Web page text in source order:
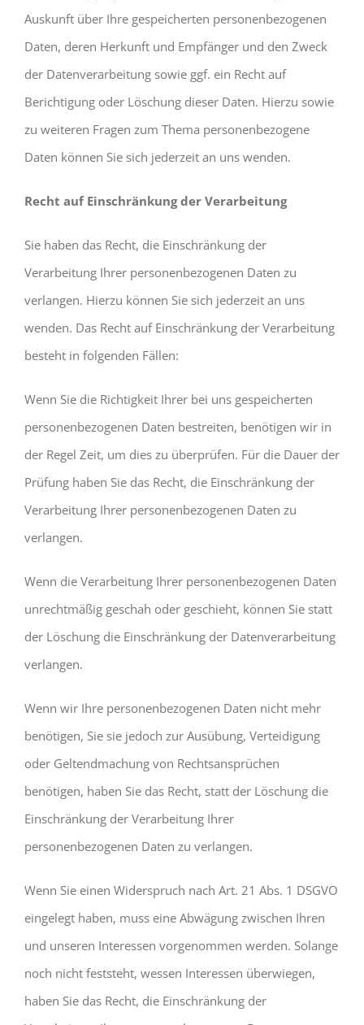
Auskunft über Ihre gespeicherten personenbezogenen
Daten, deren Herkunft und Empfänger und den Zweck
der Datenverarbeitung sowie ggf. ein Recht auf
Berichtigung oder Löschung dieser Daten. Hierzu sowie
zu weiteren Fragen zum Thema personenbezogene
Daten können Sie sich jederzeit an uns wenden.
Recht auf Einschränkung der Verarbeitung
Sie haben das Recht, die Einschränkung der
Verarbeitung Ihrer personenbezogenen Daten zu
verlangen. Hierzu können Sie sich jederzeit an uns
wenden. Das Recht auf Einschränkung der Verarbeitung
besteht in folgenden Fällen:
Wenn Sie die Richtigkeit Ihrer bei uns gespeicherten
personenbezogenen Daten bestreiten, benötigen wir in
der Regel Zeit, um dies zu überprüfen. Für die Dauer der
Prüfung haben Sie das Recht, die Einschränkung der
Verarbeitung Ihrer personenbezogenen Daten zu
verlangen.
Wenn die Verarbeitung Ihrer personenbezogenen Daten
unrechtmäßig geschah oder geschieht, können Sie statt
der Löschung die Einschränkung der Datenverarbeitung
verlangen.
Wenn wir Ihre personenbezogenen Daten nicht mehr
benötigen, Sie sie jedoch zur Ausübung, Verteidigung
oder Geltendmachung von Rechtsansprüchen
benötigen, haben Sie das Recht, statt der Löschung die
Einschränkung der Verarbeitung Ihrer
personenbezogenen Daten zu verlangen.
Wenn Sie einen Widerspruch nach Art. 21 Abs. 1 DSGVO
eingelegt haben, muss eine Abwägung zwischen Ihren
und unseren Interessen vorgenommen werden. Solange
noch nicht feststeht, wessen Interessen überwiegen,
haben Sie das Recht, die Einschränkung der